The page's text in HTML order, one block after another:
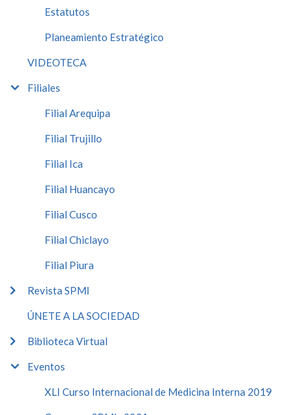
Estatutos
Planeamiento Estratégico
VIDEOTECA
Filiales
Filial Arequipa
Filial Trujillo
Filial Ica
Filial Huancayo
Filial Cusco
Filial Chiclayo
Filial Piura
Revista SPMI
ÚNETE A LA SOCIEDAD
Biblioteca Virtual
Eventos
XLI Curso Internacional de Medicina Interna 2019